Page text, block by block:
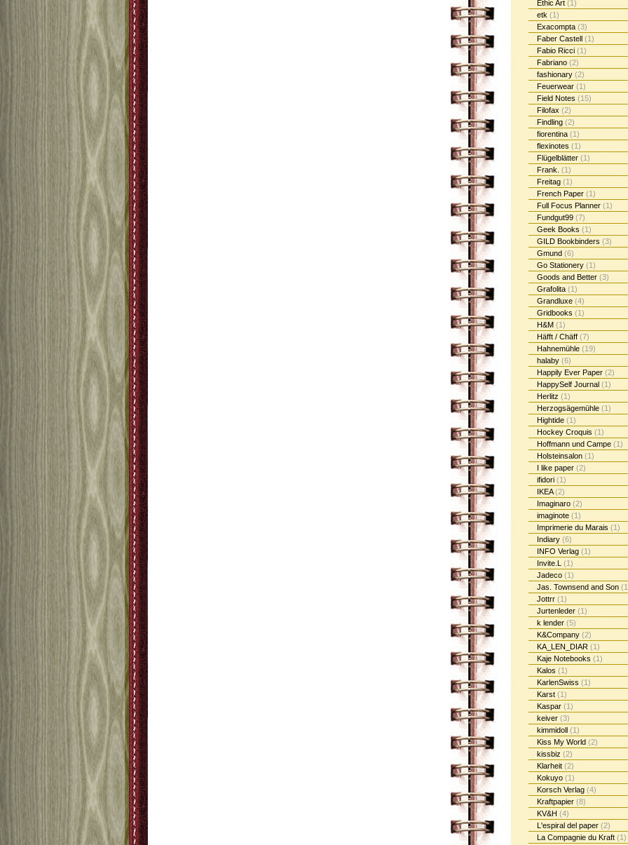
Ethic Art (1)
etk (1)
Exacompta (3)
Faber Castell (1)
Fabio Ricci (1)
Fabriano (2)
fashionary (2)
Feuerwear (1)
Field Notes (15)
Filofax (2)
Findling (2)
fiorentina (1)
flexinotes (1)
Flügelblätter (1)
Frank. (1)
Freitag (1)
French Paper (1)
Full Focus Planner (1)
Fundgut99 (7)
Geek Books (1)
GILD Bookbinders (3)
Gmund (6)
Go Stationery (1)
Goods and Better (3)
Grafolita (1)
Grandluxe (4)
Gridbooks (1)
H&M (1)
Häfft / Chäff (7)
Hahnemühle (19)
halaby (6)
Happily Ever Paper (2)
HappySelf Journal (1)
Herlitz (1)
Herzogsägemühle (1)
Hightide (1)
Hockey Croquis (1)
Hoffmann und Campe (1)
Holsteinsalon (1)
I like paper (2)
ifidori (1)
IKEA(2)
Imaginaro (2)
imaginote (1)
Imprimerie du Marais (1)
Indiary (6)
INFO Verlag (1)
Invite.L (1)
Jadeco (1)
Jas. Townsend and Son
Jottrr (1)
Jurtenleder (1)
k lender (5)
K&Company (2)
KA_LEN_DIAR (1)
Kaje Notebooks (1)
Kalos (1)
KarlenSwiss (1)
Karst (1)
Kaspar (1)
keiver (3)
kimmidoll (1)
Kiss My World (2)
kissbiz (2)
Klarheit (2)
Kokuyo (1)
Korsch Verlag (4)
Kraftpapier (8)
KV&H (4)
L'espiral del paper (2)
La Compagnie du Kraft (1)